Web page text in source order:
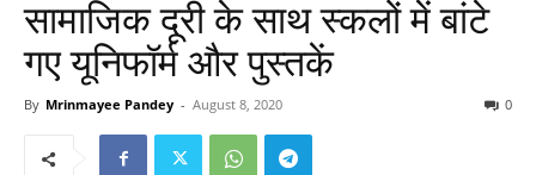
सामाजिक दूरी के साथ स्कलों में बांटे
गए यूनिफॉर्म और पुस्तकें
By Mrinmayee Pandey - August 8, 2020 0